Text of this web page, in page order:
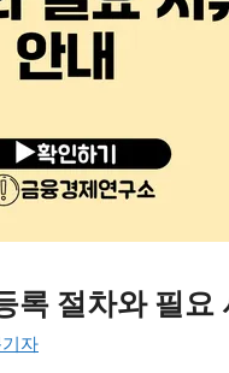
록 절차와 필요
자